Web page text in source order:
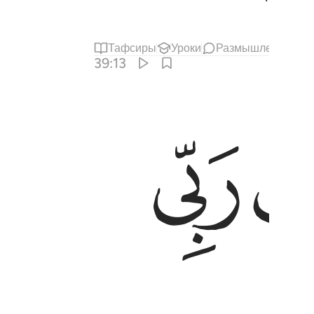
Тафсиры Уроки Размышления
39:13
ﱖ